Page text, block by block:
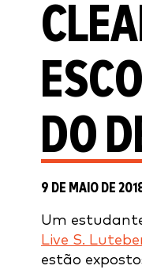
DO
9 DE MAIO DE
Um
Live S.
estão